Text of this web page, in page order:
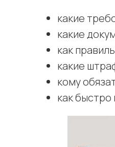
какие
какие
как
какие
кому
как